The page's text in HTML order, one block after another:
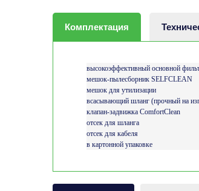
Комплектация
высокоэффективный основной
мешок-пылесборник SELFCLEAN
мешок для утилизации
всасывающий шланг (прочный на
клапан-задвижка ComfortClean
отсек для шланга
отсек для кабеля
в картонной упаковке